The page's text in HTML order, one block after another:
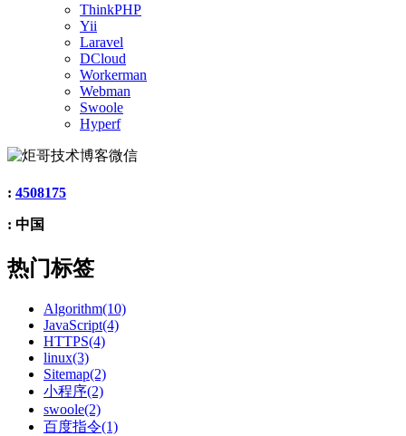
ThinkPHP
Yii
Laravel
DCloud
Workerman
Webman
Swoole
Hyperf
: 4508175
: 中国
热门标签
Algorithm(10)
JavaScript(4)
HTTPS(4)
linux(3)
Sitemap(2)
小程序(2)
swoole(2)
百度指令(1)